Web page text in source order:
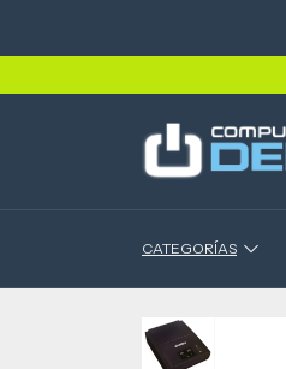
CATEGORÍAS